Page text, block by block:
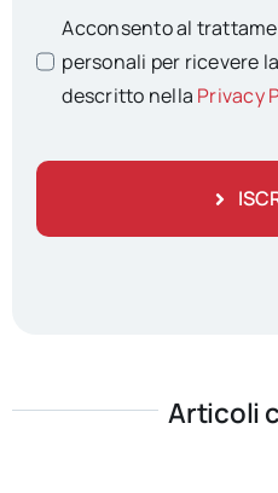
Acconsento al
personali per ricevere
descritto nella Privacy
Articoli